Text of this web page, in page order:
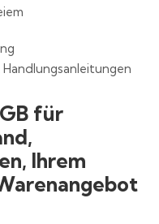
für
Ihrem